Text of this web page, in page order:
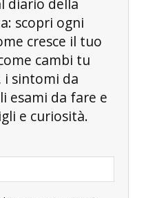
diario della
scopri ogni
cresce il tuo
cambi tu
i sintomi da
esami da fare e
e curiosità.